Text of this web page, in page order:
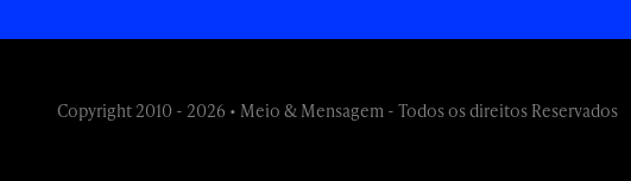
Copyright 2010 - 2026 • Meio & Mensagem - Todos os direitos Reservados